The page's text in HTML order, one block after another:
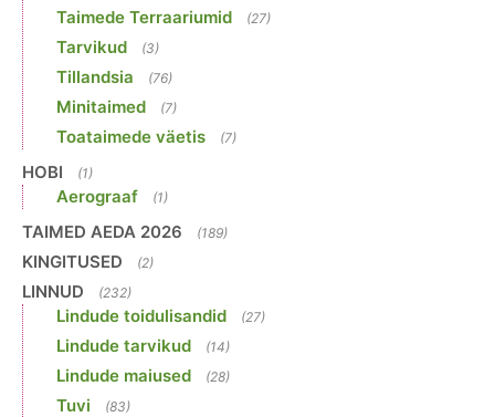
Taimede Terraariumid (27)
Tarvikud (3)
Tillandsia (76)
Minitaimed (7)
Toataimede väetis (7)
HOBI (1)
Aerograaf (1)
TAIMED AEDA 2026 (189)
KINGITUSED (2)
LINNUD (232)
Lindude toidulisandid (27)
Lindude tarvikud (14)
Lindude maiused (28)
Tuvi (83)